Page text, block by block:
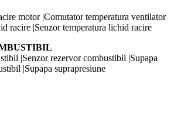
motor |Comutator temperatura ventilator
racire |Senzor temperatura lichid racire
|Senzor rezervor combustibil |Supapa
|Supapa suprapresiune